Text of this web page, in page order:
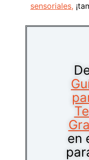
sensoriales,
en